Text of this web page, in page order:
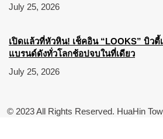
July 25, 2026
เปิดแล้วที่หัวหิน! เช็คอิน “LOOKS” บิวตี้
แบรนด์ดังทั่วโลกช้อปจบในที่เดียว
July 25, 2026
© 2023 All Rights Reserved. HuaHin